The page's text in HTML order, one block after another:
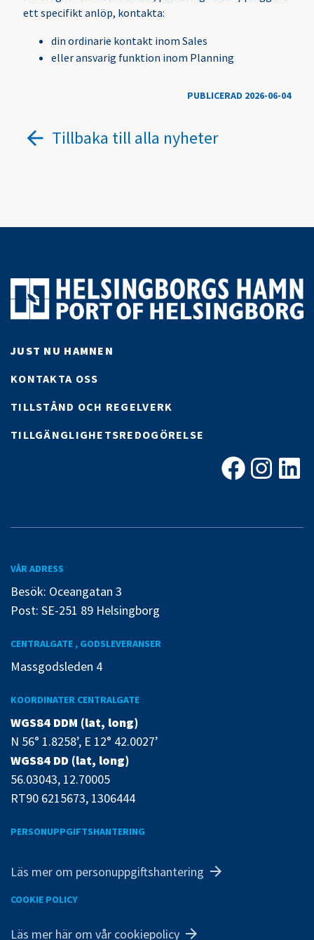
Tillbaka till alla nyheter
ett specifikt anlöp, kontakta:
din ordinarie kontakt inom Sales
eller ansvarig funktion inom Planning
PUBLICERAD 2026-06-04
JUST NU HAMNEN
KONTAKTA OSS
TILLSTÅND OCH REGELVERK
TILLGÄNGLIGHETSREDOGÖRELSE
Facebook
VÅR ADRESS
Besök: Oceangatan 3
Post: SE-251 89 Helsingborg
CENTRALGATE , GODSLEVERANSER
Massgodsleden 4
KOORDINATER CENTRALGATE
WGS84 DDM (lat, long)
N 56° 1.8258’, E 12° 42.0027’
WGS84 DD (lat, long)
56.03043, 12.70005
RT90 6215673, 1306444
PERSONUPPGIFTSHANTERING
Läs mer om personuppgiftshantering
COOKIE POLICY
Läs mer här om vår cookiepolicy